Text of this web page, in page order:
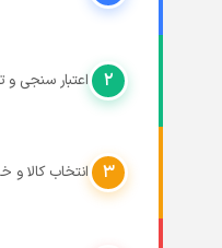
۲ اعتبار سنجی و
۳ انتخاب کالا و